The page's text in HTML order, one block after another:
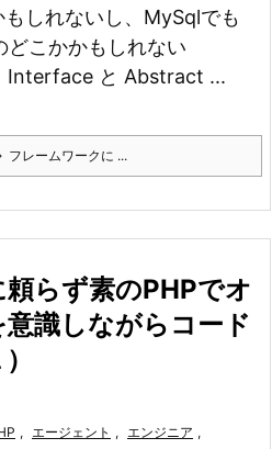
しれないし、MySqlでも
こかかもしれない
Interface と Abstract ...
フレームワークに ...
らず素のPHPでオ
識しながらコード
, エージェント , エンジニア ,